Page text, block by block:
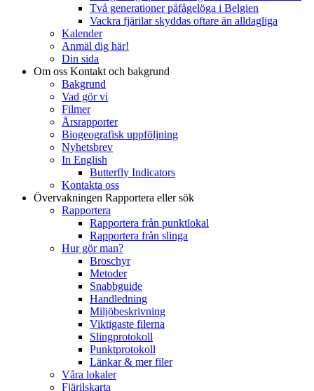
Två generationer påfågelöga i Belgien
Vackra fjärilar skyddas oftare än alldagliga
Kalender
Anmäl dig här!
Din sida
Om oss Kontakt och bakgrund
Bakgrund
Vad gör vi
Filmer
Årsrapporter
Biogeografisk uppföljning
Nyhetsbrev
In English
Butterfly Indicators
Kontakta oss
Övervakningen Rapportera eller sök
Rapportera
Rapportera från punktlokal
Rapportera från slinga
Hur gör man?
Broschyr
Metoder
Snabbguide
Handledning
Miljöbeskrivning
Viktigaste filerna
Slingprotokoll
Punktprotokoll
Länkar & mer filer
Våra lokaler
Fjärilskarta